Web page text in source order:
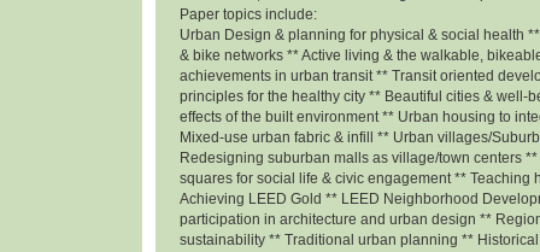
Paper topics include:
Urban Design & planning for physical & social health
& bike networks ** Active living & the walkable,
achievements in urban transit ** Transit oriented
principles for the healthy city ** Beautiful cities & well-
effects of the built environment ** Urban housing to
Mixed-use urban fabric & infill ** Urban villages/
Redesigning suburban malls as village/town centers
squares for social life & civic engagement ** Teaching
Achieving LEED Gold ** LEED Neighborhood
participation in architecture and urban design **
sustainability ** Traditional urban planning **